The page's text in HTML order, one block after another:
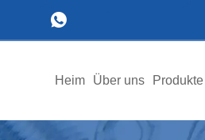
Heim Über uns Produkte